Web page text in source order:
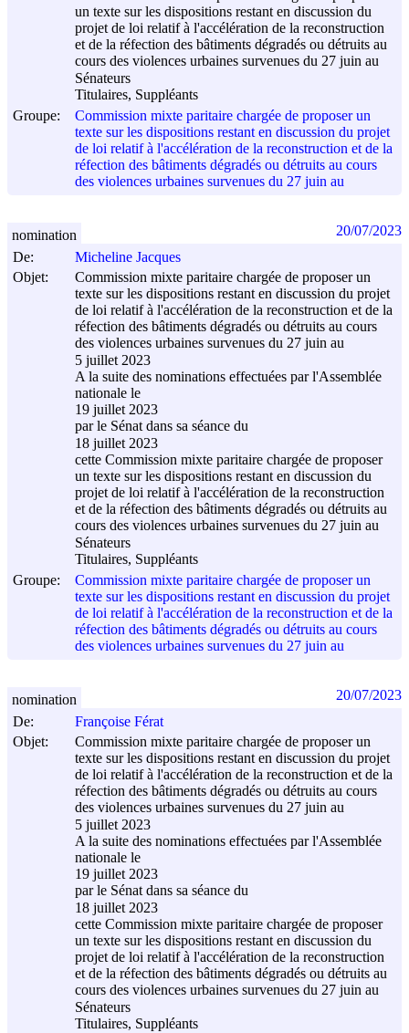
un texte sur les dispositions restant en discussion du
projet de loi relatif à l'accélération de la reconstruction
et de la réfection des bâtiments dégradés ou détruits au
cours des violences urbaines survenues du 27 juin au
Sénateurs
Titulaires, Suppléants
Groupe:
Commission mixte paritaire chargée de proposer un
texte sur les dispositions restant en discussion du projet
de loi relatif à l'accélération de la reconstruction et de la
réfection des bâtiments dégradés ou détruits au cours
des violences urbaines survenues du 27 juin au
De:
Micheline Jacques
Objet:
Commission mixte paritaire chargée de proposer un
texte sur les dispositions restant en discussion du projet
de loi relatif à l'accélération de la reconstruction et de la
réfection des bâtiments dégradés ou détruits au cours
des violences urbaines survenues du 27 juin au
5 juillet 2023
A la suite des nominations effectuées par l'Assemblée
nationale le
19 juillet 2023
par le Sénat dans sa séance du
18 juillet 2023
cette Commission mixte paritaire chargée de proposer
un texte sur les dispositions restant en discussion du
projet de loi relatif à l'accélération de la reconstruction
et de la réfection des bâtiments dégradés ou détruits au
cours des violences urbaines survenues du 27 juin au
Sénateurs
Titulaires, Suppléants
Groupe:
Commission mixte paritaire chargée de proposer un
texte sur les dispositions restant en discussion du projet
de loi relatif à l'accélération de la reconstruction et de la
réfection des bâtiments dégradés ou détruits au cours
des violences urbaines survenues du 27 juin au
nomination 20/07/2023
De:
Françoise Férat
Objet:
Commission mixte paritaire chargée de proposer un
texte sur les dispositions restant en discussion du projet
de loi relatif à l'accélération de la reconstruction et de la
réfection des bâtiments dégradés ou détruits au cours
des violences urbaines survenues du 27 juin au
5 juillet 2023
A la suite des nominations effectuées par l'Assemblée
nationale le
19 juillet 2023
par le Sénat dans sa séance du
18 juillet 2023
cette Commission mixte paritaire chargée de proposer
un texte sur les dispositions restant en discussion du
projet de loi relatif à l'accélération de la reconstruction
et de la réfection des bâtiments dégradés ou détruits au
cours des violences urbaines survenues du 27 juin au
Sénateurs
Titulaires, Suppléants
nomination 20/07/2023